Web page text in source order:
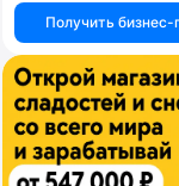
Получить бизнес-